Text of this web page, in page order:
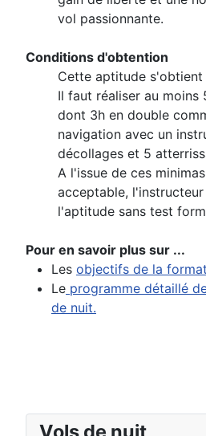
vol passionnante.
Conditions d'obtention
Cette aptitude s'obtient
Il faut réaliser au moins
dont 3h en double
navigation avec un
décollages et 5
A l'issue de ces
acceptable,
l'aptitude sans test
Pour en savoir plus sur ...
Les objectifs de la
Le programme détaillé
de nuit.